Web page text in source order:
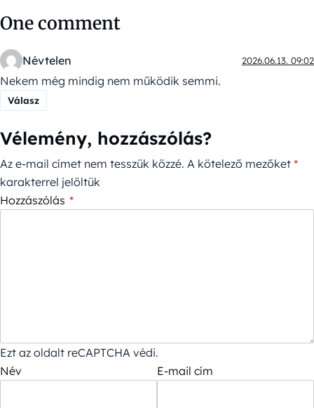
One comment
Névtelen 2026.06.13. 09:02
Nekem még mindig nem működik semmi.
Válasz
Vélemény, hozzászólás?
Az e-mail címet nem tesszük közzé. A kötelező mezőket *
karakterrel jelöltük
Hozzászólás *
Ezt az oldalt reCAPTCHA védi.
Név
E-mail cím